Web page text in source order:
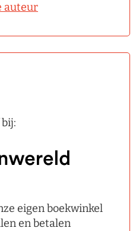
auteur
eigen boekwinkel
en betalen